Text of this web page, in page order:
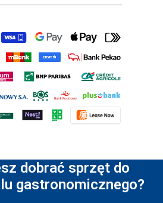
dobrać sprzęt do
gastronomicznego?